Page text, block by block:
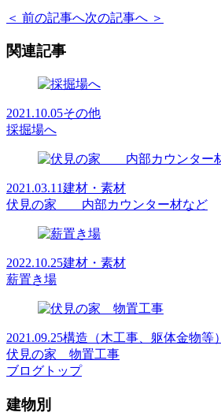
＜ 前の記事へ次の記事へ ＞
関連記事
2021.10.05その他
採掘場へ
2021.03.11建材・素材
伏見の家 内部カウンター材など
2022.10.25建材・素材
薪置き場
2021.09.25構造（木工事、躯体金物等）
伏見の家 物置工事
ブログトップ
建物別